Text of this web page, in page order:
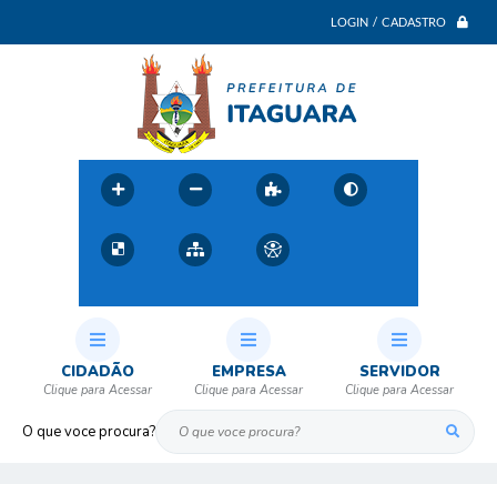
LOGIN / CADASTRO
O que voce procura?
CIDADÃO EMPRESA SERVIDOR